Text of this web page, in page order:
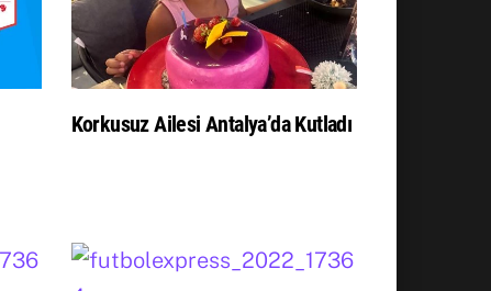
Korkusuz Ailesi Antalya’da Kutladı